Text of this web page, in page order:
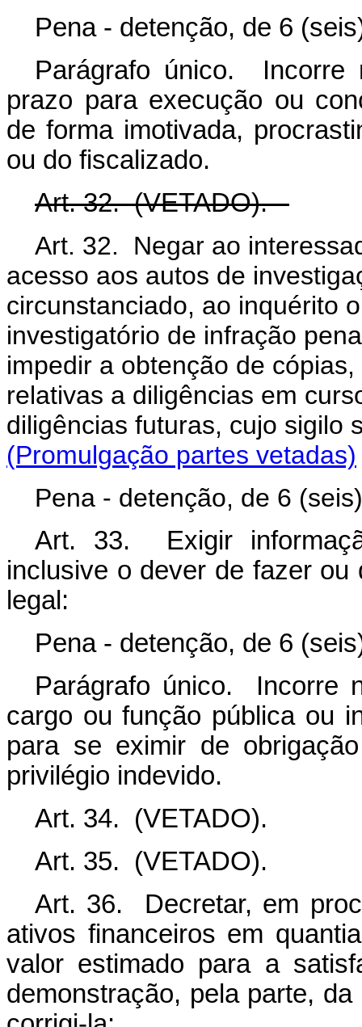
Pena - detenção, de 6
Parágrafo único. Incorre
prazo para execução ou
de forma imotivada,
ou do fiscalizado.
Art. 32. (VETADO).
Art. 32. Negar ao
acesso aos autos de
circunstanciado, ao inquérito
investigatório de infração
impedir a obtenção de
relativas a diligências em
diligências futuras, cujo
(Promulgação partes vetadas)
Pena - detenção, de 6
Art. 33. Exigir
inclusive o dever de fazer
legal:
Pena - detenção, de 6
Parágrafo único. Incorre
cargo ou função pública ou
para se eximir de
privilégio indevido.
Art. 34. (VETADO).
Art. 35. (VETADO).
Art. 36. Decretar, em
ativos financeiros em
valor estimado para a
demonstração, pela parte,